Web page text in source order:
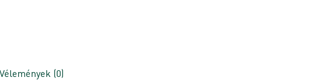
Vélemények (0)